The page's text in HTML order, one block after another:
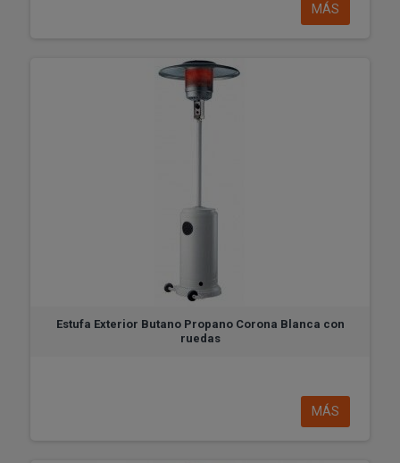
MÁS
Estufa Exterior Butano Propano Corona Blanca con
ruedas
MÁS